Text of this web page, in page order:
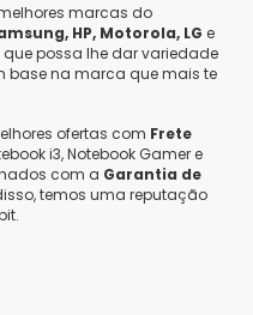
marcas do
HP, Motorola, LG e
possa lhe dar variedade
na marca que mais te
ofertas com Frete
i3, Notebook Gamer e
com a Garantia de
temos uma reputação